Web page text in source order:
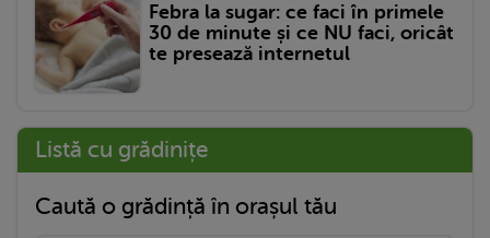
Febra la sugar: ce faci în primele
30 de minute și ce NU faci, oricât
te presează internetul
Listă cu grădinițe
Caută o grădință în orașul tău